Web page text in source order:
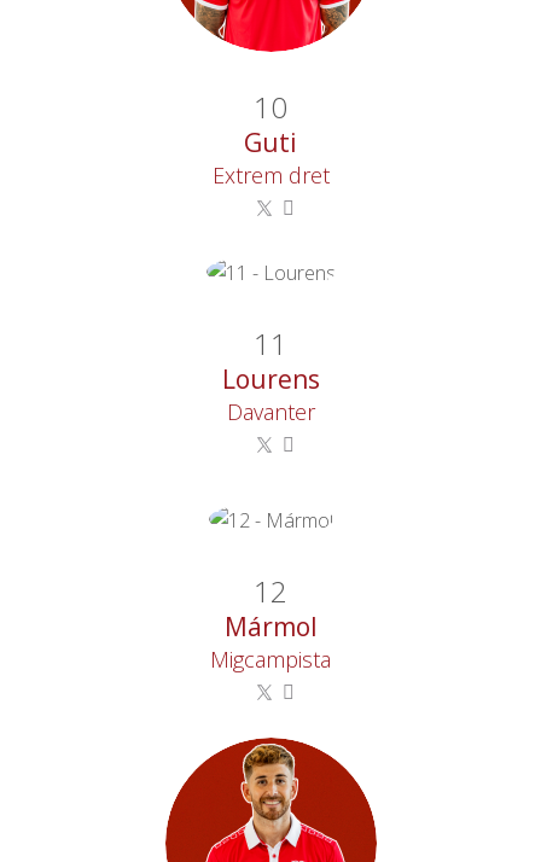
10
Guti
Extrem dret
11
Lourens
Davanter
12
Mármol
Migcampista